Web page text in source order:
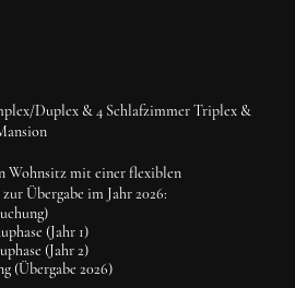
Duplex & 4 Schlafzimmer Triplex &
Wohnsitz mit einer flexiblen
Übergabe im Jahr 2026:
(Jahr 1)
(Jahr 2)
(Übergabe 2026)